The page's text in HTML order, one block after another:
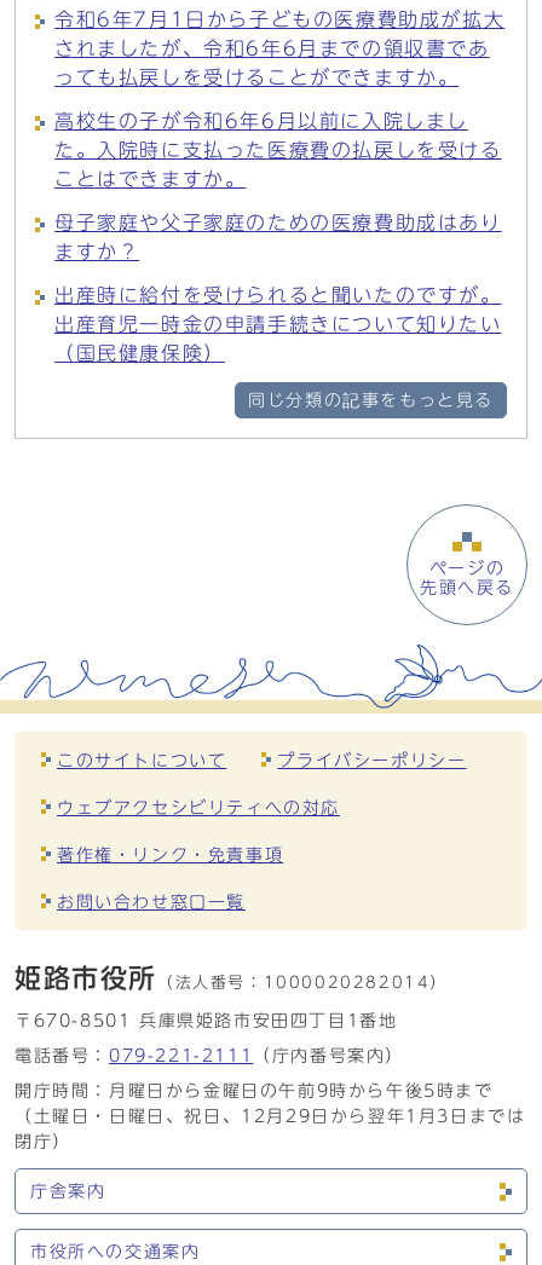
令和6年7月1日から子どもの医療費助成が拡大
されましたが、令和6年6月までの領収書であ
っても払戻しを受けることができますか。
高校生の子が令和6年6月以前に入院しまし
た。入院時に支払った医療費の払戻しを受ける
ことはできますか。
母子家庭や父子家庭のための医療費助成はあり
ますか？
出産時に給付を受けられると聞いたのですが。
出産育児一時金の申請手続きについて知りたい
（国民健康保険）
同じ分類の記事をもっと見る
ページの
先頭へ戻る
このサイトについて プライバシーポリシー
ウェブアクセシビリティへの対応
著作権・リンク・免責事項
お問い合わせ窓口一覧
姫路市役所 （法人番号： 1000020282014）
〒670-8501 兵庫県姫路市安田四丁目1番地
電話番号： 079-221-2111
（庁内番号案内）
開庁時間：月曜日から金曜日の午前9時から午後5時まで
（土曜日・日曜日、祝日、12月29日から翌年1月3日までは
閉庁）
庁舎案内
市役所への交通案内